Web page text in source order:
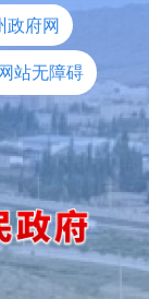
政府网
站无障碍